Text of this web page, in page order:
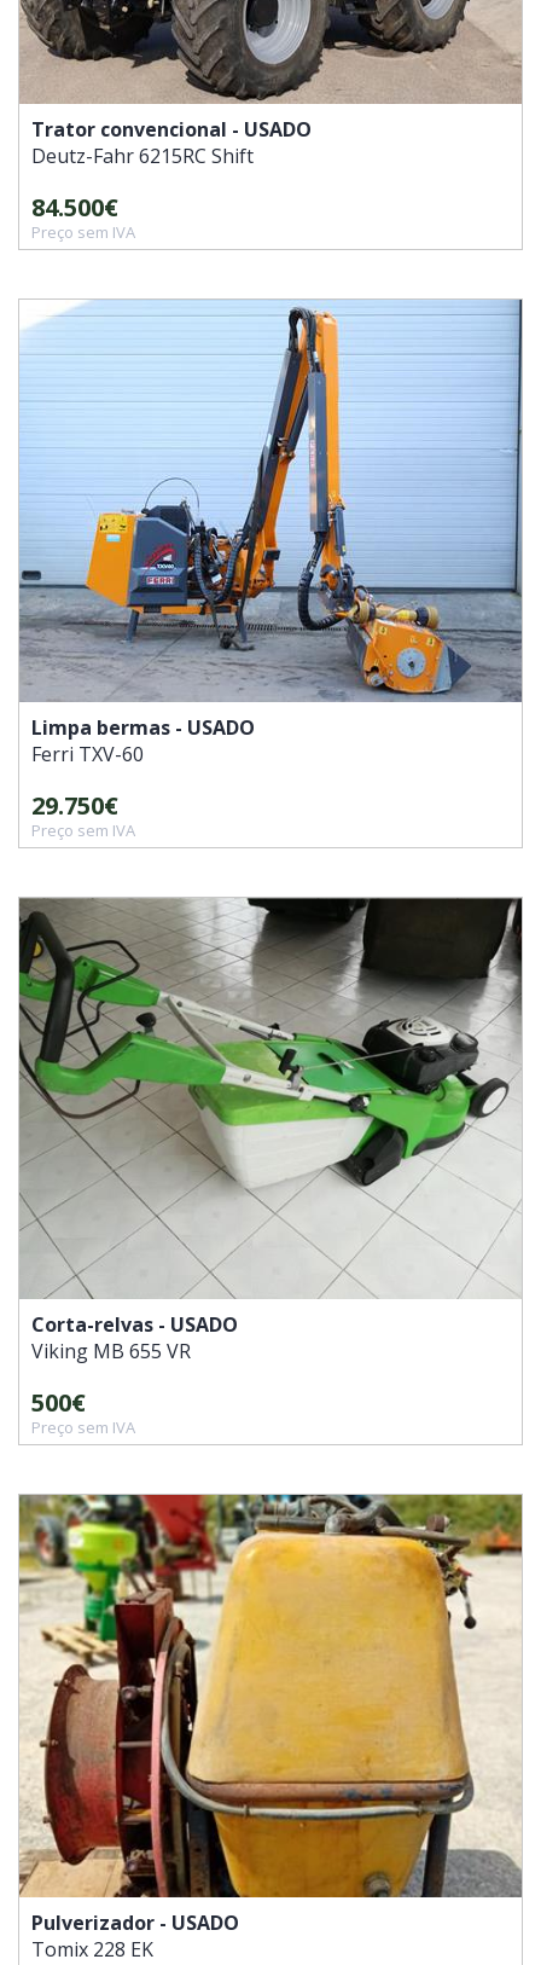
Trator convencional - USADO
Deutz-Fahr6215RC Shift
84.500€
Preço sem IVA
Limpa bermas - USADO
Ferri TXV-60
29.750€
Preço sem IVA
Corta-relvas - USADO
Viking MB 655 VR
500€
Preço sem IVA
Pulverizador - USADO
Tomix 228 EK